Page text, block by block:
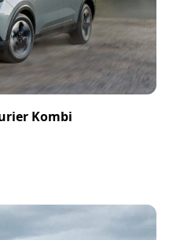
Kombi